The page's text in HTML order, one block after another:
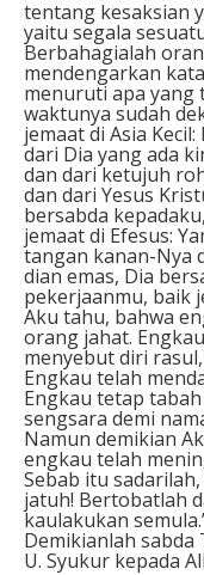
tentang kesaksian
yaitu segala
Berbahagialah
mendengarkan
menuruti apa yang
waktunya sudah
jemaat di Asia
dari Dia yang ada
dan dari ketujuh
dan dari Yesus
bersabda
jemaat di Efesus:
tangan kanan-Nya
dian emas, Dia
pekerjaanmu, baik
Aku tahu, bahwa
orang jahat.
menyebut diri
Engkau telah
Engkau tetap
sengsara demi
Namun demikian
engkau telah
Sebab itu
jatuh! Bertobatlah
kaulakukan
Demikianlah sabda
U. Syukur kepada